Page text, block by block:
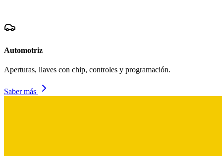
Automotriz
Aperturas, llaves con chip, controles y programación.
Saber más